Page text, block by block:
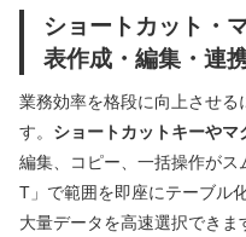
ショートカット・
表作成・編集・連
業務効率を格段に向上させ
す。 ショートカットキーやマ
編集、コピー、一括操作が
T」で範囲を即座にテーブル
大量データを高速選択できま